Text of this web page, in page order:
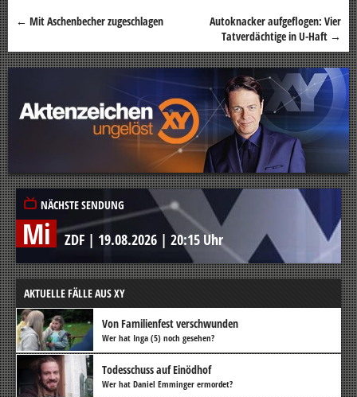
Beitragsnavigation
← Mit Aschenbecher zugeschlagen
Autoknacker aufgeflogen: Vier
Tatverdächtige in U-Haft →
NÄCHSTE SENDUNG
Mi ZDF | 19.08.2026 | 20:15 Uhr
AKTUELLE FÄLLE AUS XY
Von Familienfest verschwunden
Wer hat Inga (5) noch gesehen?
Todesschuss auf Einödhof
Wer hat Daniel Emminger ermordet?